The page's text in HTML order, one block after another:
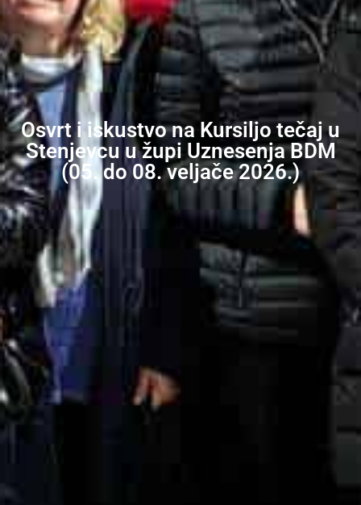
Osvrt i iskustvo na Kursiljo tečaj u
Stenjevcu u župi Uznesenja BDM
(05. do 08. veljače 2026.)